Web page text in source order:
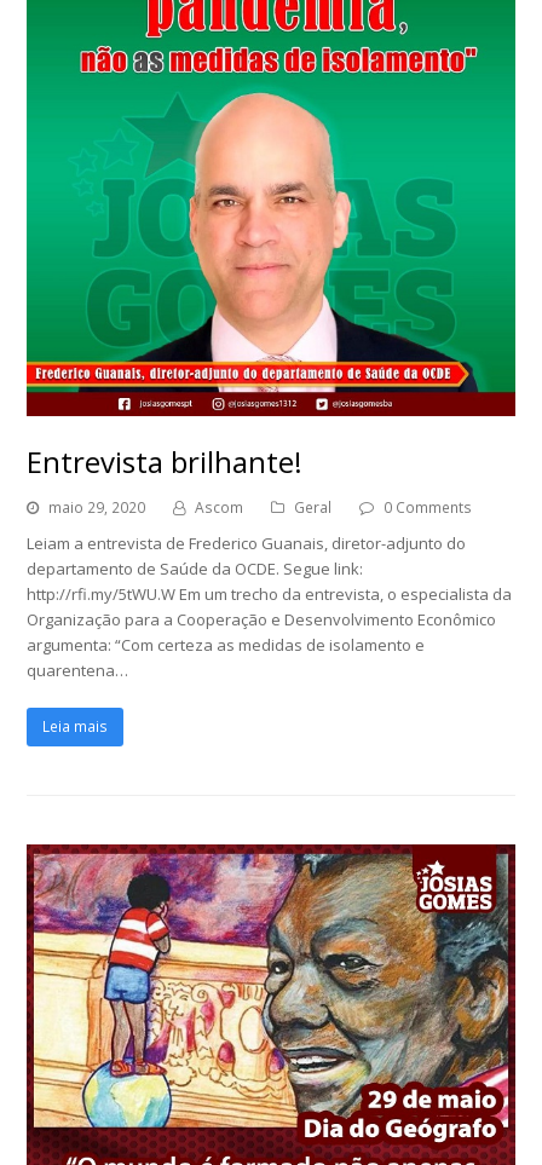
Entrevista brilhante!
maio 29, 2020 Ascom Geral 0 Comments
Leiam a entrevista de Frederico Guanais, diretor-adjunto do
departamento de Saúde da OCDE. Segue link:
http://rfi.my/5tWU.W Em um trecho da entrevista, o especialista da
Organização para a Cooperação e Desenvolvimento Econômico
argumenta: “Com certeza as medidas de isolamento e
quarentena…
Leia mais